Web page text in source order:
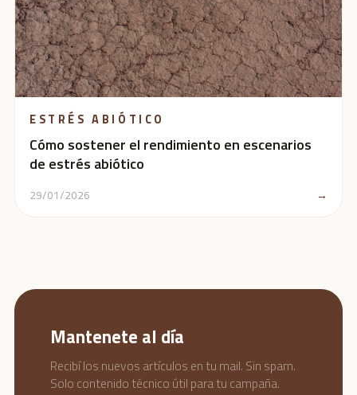
ESTRÉS ABIÓTICO
Cómo sostener el rendimiento en escenarios
de estrés abiótico
29/01/2026 →
Mantenete al día
Recibí los nuevos artículos en tu mail. Sin spam.
Solo contenido técnico útil para tu campaña.